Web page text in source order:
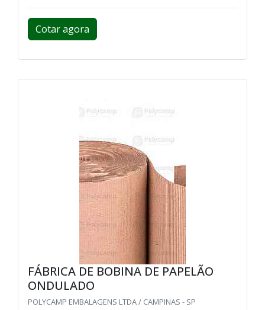
Cotar agora
FÁBRICA DE BOBINA DE PAPELÃO
ONDULADO
POLYCAMP EMBALAGENS LTDA / CAMPINAS - SP